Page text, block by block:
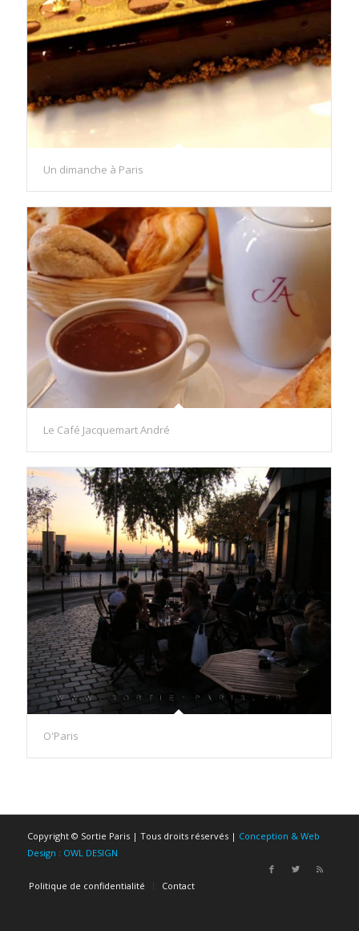
Un dimanche à Paris
Le Café Jacquemart André
O'Paris
Copyright © Sortie Paris | Tous droits réservés | Conception & Web
Design : OWL DESIGN
Politique de confidentialité Contact